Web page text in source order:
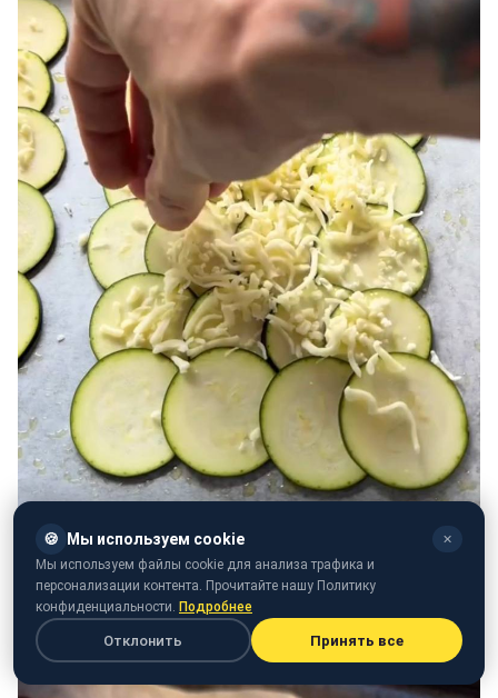
🍪 Мы используем cookie ✕
Мы используем файлы cookie для анализа трафика и
персонализации контента. Прочитайте нашу Политику
конфиденциальности. Подробнее
Отклонить Принять все